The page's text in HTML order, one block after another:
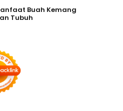
Buah Kemang
Tubuh